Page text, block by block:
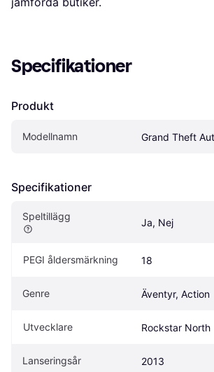
Specifikationer
Produkt
Modellnamn Grand Theft
Specifikationer
Speltillägg
Ja, Nej
PEGI åldersmärkning 18
Genre Äventyr, Action
Utvecklare Rockstar North
Lanseringsår 2013